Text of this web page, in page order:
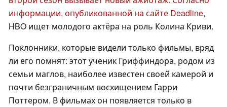
информации, опубликованной на сайте Deadline,
HBO ищет молодого актёра на роль Колина Криви.
Поклонники, которые видели только фильмы, вряд
ли его помнят: этот ученик Гриффиндора, родом из
семьи маглов, наиболее известен своей камерой и
почти безграничным восхищением Гарри
Поттером. В фильмах он появляется только в